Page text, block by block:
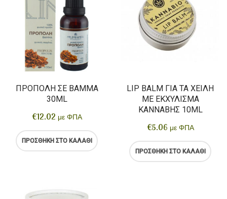
ΠΡΌΠΟΛΗ ΣΕ ΒΆΜΜΑ
30ML
€12.02 με ΦΠΑ
ΠΡΟΣΘΉΚΗ ΣΤΟ ΚΑΛΆΘΙ
LIP BALM ΓΙΑ ΤΑ ΧΕΊΛΗ
ΜΕ ΕΚΧΎΛΙΣΜΑ
ΚΆΝΝΑΒΗΣ 10ML
€5.06 με ΦΠΑ
ΠΡΟΣΘΉΚΗ ΣΤΟ ΚΑΛΆΘΙ